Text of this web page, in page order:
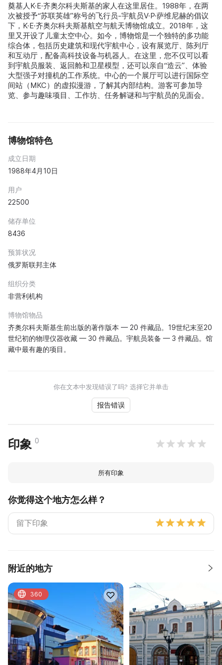
奠基人K·E·齐奥尔科夫斯基的家人在这里居住。1988年，在两
次被授予“苏联英雄”称号的飞行员-宇航员V·P·萨维尼赫的倡议
下，K·E·齐奥尔科夫斯基航空与航天博物馆成立。2018年，这
里又开设了儿童太空中心。如今，博物馆是一个独特的多功能
综合体，包括历史建筑和现代宇航中心，设有展览厅、陈列厅
和互动厅，配备高科技设备与机器人。在这里，您不仅可以看
到宇航员服装、返回舱和卫星模型，还可以亲自“造云”、体验
大型强子对撞机的工作系统。中心的一个展厅可以进行国际空
间站（МКС）的虚拟漫游，了解其内部结构。游客可参加导
览、参与趣味项目、工作坊、任务解谜和与宇航员的见面会。
博物馆特色
成立日期
1988年4月10日
用户
22500
储存单位
8436
预算状况
俄罗斯联邦主体
组织分类
非营利机构
博物馆物品
齐奥尔科夫斯基生前出版的著作版本 — 20 件藏品。19世纪末至20
世纪初的物理仪器收藏 — 30 件藏品。宇航员装备 — 3 件藏品。馆
藏中最有趣的项目。
你在文本中发现错误了吗? 选择它并单击
报告错误
印象 0
所有印象
你觉得这个地方怎么样？
附近的地方
360